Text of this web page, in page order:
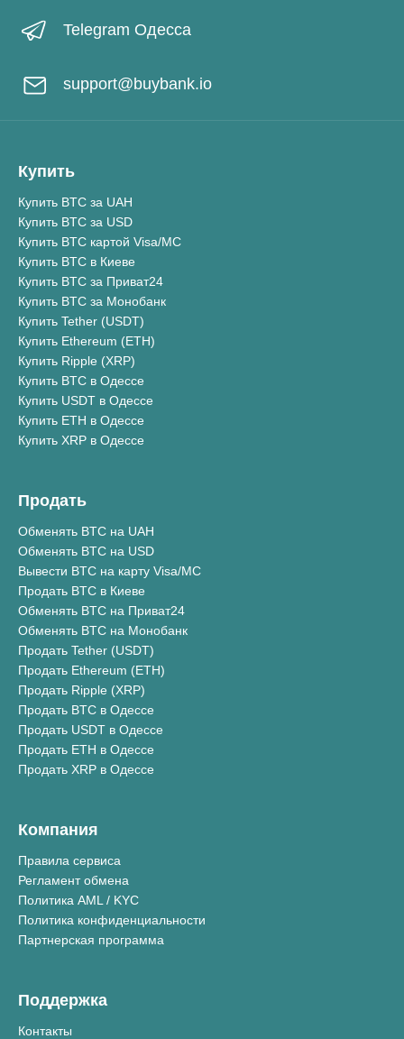
Telegram Одесса
support@buybank.io
Купить
Купить BTC за UAH
Купить BTC за USD
Купить BTC картой Visa/MC
Купить BTC в Киеве
Купить BTC за Приват24
Купить BTC за Монобанк
Купить Tether (USDT)
Купить Ethereum (ETH)
Купить Ripple (XRP)
Купить BTC в Одессе
Купить USDT в Одессе
Купить ETH в Одессе
Купить XRP в Одессе
Продать
Обменять BTC на UAH
Обменять BTC на USD
Вывести BTC на карту Visa/MC
Продать BTC в Киеве
Обменять BTC на Приват24
Обменять BTC на Монобанк
Продать Tether (USDT)
Продать Ethereum (ETH)
Продать Ripple (XRP)
Продать BTC в Одессе
Продать USDT в Одессе
Продать ETH в Одессе
Продать XRP в Одессе
Компания
Правила сервиса
Регламент обмена
Политика AML / KYC
Политика конфиденциальности
Партнерская программа
Поддержка
Контакты